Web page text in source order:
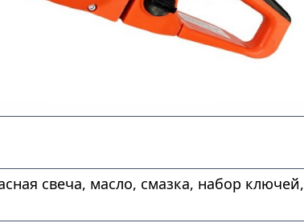
свеча, масло, смазка, набор ключей,